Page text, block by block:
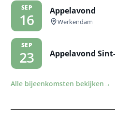
SEP
16
Appelavond
Werkendam
SEP
23 Appelavond
Alle bijeenkomsten bekijken →